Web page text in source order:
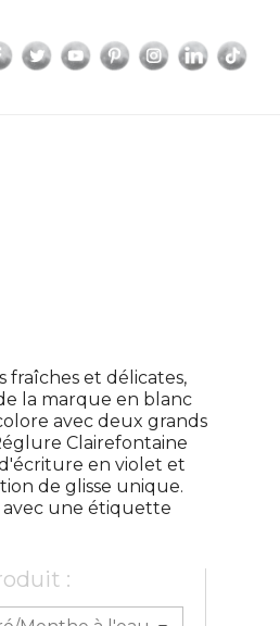
Facebook
TwitterYouTubePinterestInstagram
fraîches et délicates,
la marque en blanc
avec deux grands
Clairefontaine
en violet et
de glisse unique.
avec une étiquette
: